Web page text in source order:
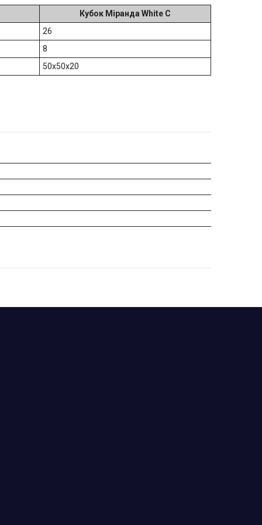
Кубок Міранда White C
26
8
50х50х20